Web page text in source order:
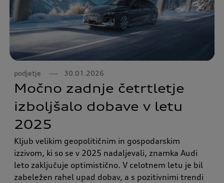
podjetje 30.01.2026
Močno zadnje četrtletje
izboljšalo dobave v letu
2025
Kljub velikim geopolitičnim in gospodarskim
izzivom, ki so se v 2025 nadaljevali, znamka Audi
leto zaključuje optimistično. V celotnem letu je bil
zabeležen rahel upad dobav, a s pozitivnimi trendi